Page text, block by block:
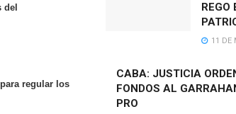
del
regular los
REGO
11 DE
CABA: JUSTICIA
FONDOS AL
PRO